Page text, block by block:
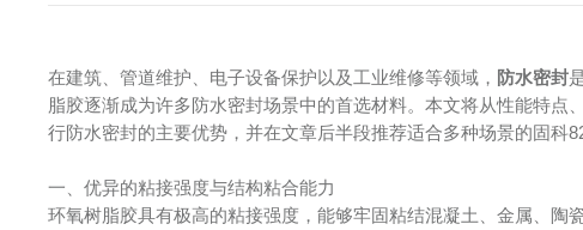
在建筑、管道维护、电子设备保护以及工业维修等领域， 防水密封
脂胶逐渐成为许多防水密封场景中的首选材料。本文将从性能特
行防水密封的主要优势，并在文章后半段推荐适合多种场景的固科
一、优异的粘接强度与结构粘合能力
环氧树脂胶具有极高的粘接强度，能够牢固粘结混凝土、金属、